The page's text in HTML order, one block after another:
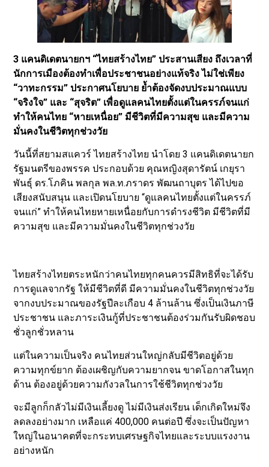
3 แคนดิเดตนายกฯ “ไทยสร้างไทย” ประสานเสียง ถึงเวลาที่
นักการเมืองต้องทำเพื่อประชาชนอย่างแท้จริง ไม่ใช่เพียง
“วาทะกรรม” ประกาศนโยบาย ย้ำต้องจัดงบประมาณแบบ
“จริงใจ” และ “สุจริต” เพื่อดูแลคนไทยตั้งแต่ในครรภ์จนแก่
ทำให้คนไทย “หายเหนื่อย” มีชีวิตที่มีความสุข และมีความ
มั่นคงในชีวิตทุกช่วงวัย
วันนี้ที่สยามสแควร์ ไทยสร้างไทย นำโดย 3 แคนดิเดตนายก
รัฐมนตรีของพรรค ประกอบด้วย คุณหญิงสุดารัตน์ เกยุรา
พันธุ์ ดร.โภคิน พลกุล พล.ท.ภราดร พัฒนถาบุตร ได้ไปขอ
เสียงสนับสนุน และเปิดนโยบาย “ดูแลคนไทยตั้งแต่ในครรภ์
จนแก่” ทำให้คนไทยหายเหนื่อยกับการดำรงชีวิต มีชีวิตที่มี
ความสุข และมีความมั่นคงในชีวิตทุกช่วงวัย
ไทยสร้างไทยตระหนักว่าคนไทยทุกคนควรมีสิทธิที่จะได้รับ
การดูแลจากรัฐ ให้มีชีวิตที่ดี มีความมั่นคงในชีวิตทุกช่วงวัย
จากงบประมาณของรัฐปีละเกือบ 4 ล้านล้าน ซึ่งเป็นเงินภาษี
ประชาชน และภาระเงินกู้ที่ประชาชนต้องร่วมกันรับผิดชอบ
ชั่วลูกชั่วหลาน
แต่ในความเป็นจริง คนไทยส่วนใหญ่กลับมีชีวิตอยู่ด้วย
ความทุกข์ยาก ต้องเผชิญกับความยากจน ขาดโอกาสในทุก
ด้าน ต้องอยู่ด้วยความกังวลในการใช้ชีวิตทุกช่วงวัย
จะมีลูกก็กลัวไม่มีเงินเลี้ยงดู ไม่มีเงินส่งเรียน เด็กเกิดใหม่จึง
ลดลงอย่างมาก เหลือแค่ 400,000 คนต่อปี ซึ่งจะเป็นปัญหา
ใหญ่ในอนาคตที่จะกระทบเศรษฐกิจไทยและระบบแรงงาน
อย่างหนัก